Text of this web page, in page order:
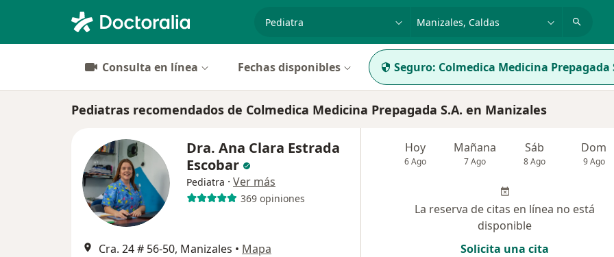
Consulta en línea Fechas disponibles Seguro: Colmedica Medicina Prepagada
Pediatras recomendados de Colmedica Medicina Prepagada S.A. en Manizales
Dra. Ana Clara Estrada
Escobar
Pediatra · Ver más
369 opiniones
Cra. 24 # 56-50, Manizales • Mapa
Hoy
6 Ago
Mañana
7 Ago
Sáb
8 Ago
Dom
9 Ago
La reserva de citas en línea no está
disponible
Solicita una cita